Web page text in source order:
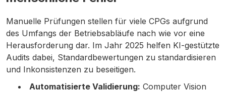
Manuelle Prüfungen stellen für viele CPGs aufgrund
des Umfangs der Betriebsabläufe nach wie vor eine
Herausforderung dar. Im Jahr 2025 helfen KI-gestützte
Audits dabei, Standardbewertungen zu standardisieren
und Inkonsistenzen zu beseitigen.
Automatisierte Validierung: Computer Vision